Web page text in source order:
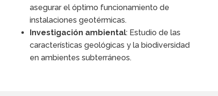
asegurar el óptimo funcionamiento de
instalaciones geotérmicas.
Investigación ambiental: Estudio de las
características geológicas y la biodiversidad
en ambientes subterráneos.